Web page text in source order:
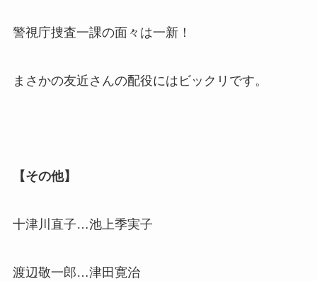
警視庁捜査一課の面々は一新！
まさかの友近さんの配役にはビックリです。
【その他】
十津川直子…池上季実子
渡辺敬一郎…津田寛治